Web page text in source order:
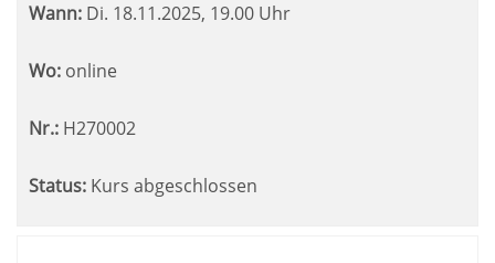
Wann: Di. 18.11.2025, 19.00 Uhr
Wo: online
Nr.: H270002
Status: Kurs abgeschlossen